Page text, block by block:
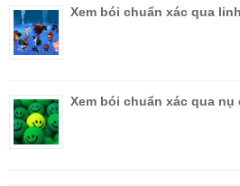
Xem bói chuẩn xác qua
Xem bói chuẩn xác qua nụ